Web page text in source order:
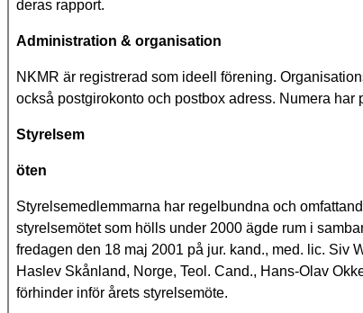
deras rapport.
Administration & organisation
NKMR är registrerad som ideell förening.
också postgirokonto och postbox adress. Numera
Styrelsem
öten
Styrelsemedlemmarna har regelbundna och
styrelsemötet som hölls under 2000 ägde rum i
fredagen den 18 maj 2001 på jur. kand., med. lic. Siv
Haslev Skånland, Norge, Teol. Cand., Hans-Olav
förhinder inför årets styrelsemöte.